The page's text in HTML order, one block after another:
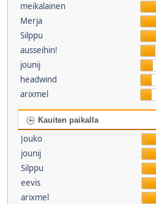
meikalainen
Merja
Silppu
ausseihin!
jounij
headwind
arixmel
Kauiten paikalla
Jouko
jounij
Silppu
eevis
arixmel